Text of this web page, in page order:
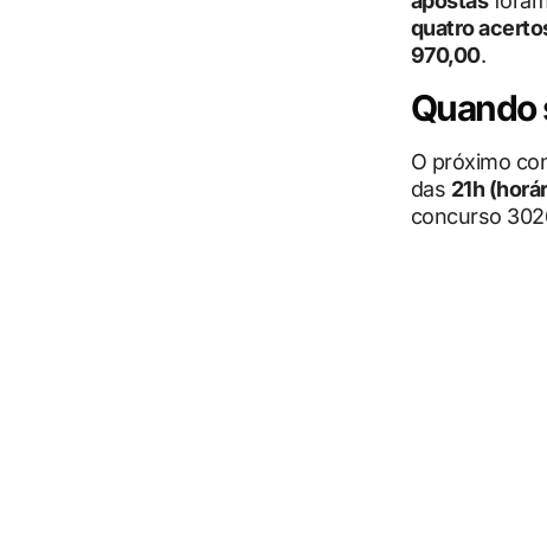
quatro
970,00.
Quando
O próximo
das 21h
concurso